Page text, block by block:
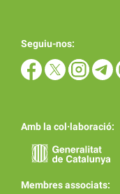
Seguiu-nos:
Amb la col·laboració:
Membres associats: